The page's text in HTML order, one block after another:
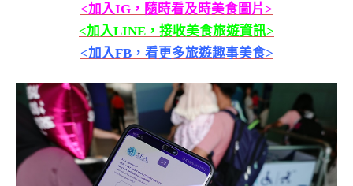
<加入IG，隨時看及時美食圖片>
<加入LINE，接收美食旅遊資訊>
<加入FB，看更多旅遊趣事美食>